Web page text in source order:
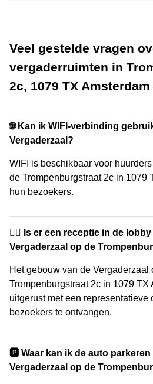
Veel gestelde vragen
vergaderruimten in
2c, 1079 TX
🌐 Kan ik WIFI-verbinding
Vergaderzaal?
WIFI is beschikbaar voor
de Trompenburgstraat 2c in 1079
hun bezoekers.
🙋‍♀️ Is er een receptie in de
Vergaderzaal op de
Het gebouw van de Vergaderzaal
Trompenburgstraat 2c in 1079 TX
uitgerust met een representatieve
bezoekers te ontvangen.
🅿️ Waar kan ik de auto
Vergaderzaal op de